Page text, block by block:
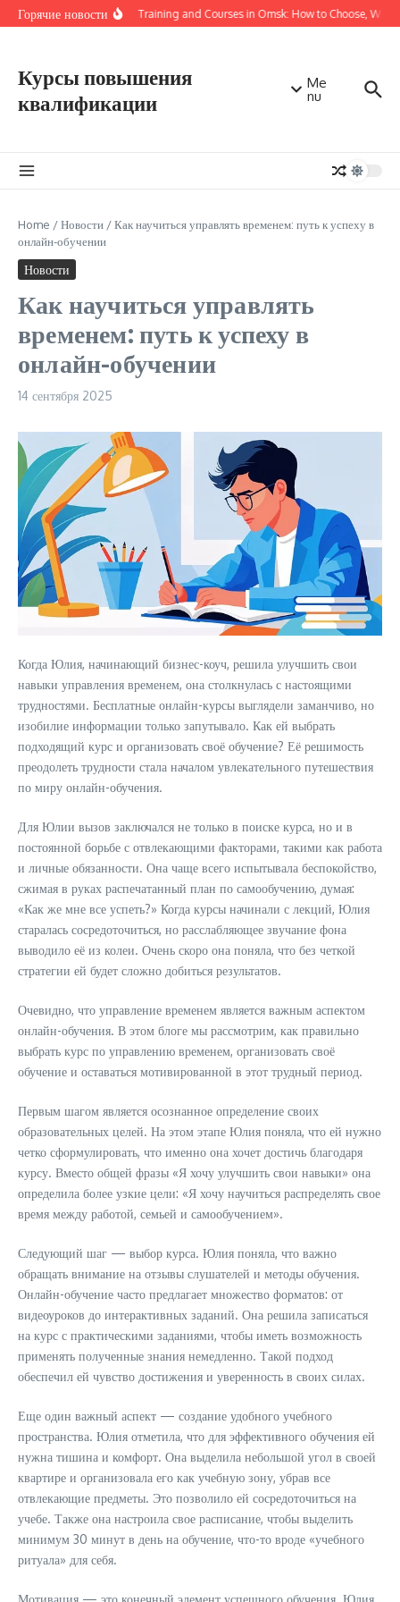
Перейти к содержанию
Горячие новостиOnline Training and Courses in Omsk: How to Choose,
Курсы повышения
квалификации
Me
nu
Home /Новости /Как научиться управлять временем: путь к успеху в
онлайн-обучении
Новости
Как научиться управлять
временем: путь к успеху в
онлайн-обучении
14 сентября 2025
Когда Юлия, начинающий бизнес-коуч, решила улучшить свои
навыки управления временем, она столкнулась с настоящими
трудностями. Бесплатные онлайн-курсы выглядели заманчиво, но
изобилие информации только запутывало. Как ей выбрать
подходящий курс и организовать своё обучение? Её решимость
преодолеть трудности стала началом увлекательного путешествия
по миру онлайн-обучения.
Для Юлии вызов заключался не только в поиске курса, но и в
постоянной борьбе с отвлекающими факторами, такими как работа
и личные обязанности. Она чаще всего испытывала беспокойство,
сжимая в руках распечатанный план по самообучению, думая:
«Как же мне все успеть?» Когда курсы начинали с лекций, Юлия
старалась сосредоточиться, но расслабляющее звучание фона
выводило её из колеи. Очень скоро она поняла, что без четкой
стратегии ей будет сложно добиться результатов.
Очевидно, что управление временем является важным аспектом
онлайн-обучения. В этом блоге мы рассмотрим, как правильно
выбрать курс по управлению временем, организовать своё
обучение и оставаться мотивированной в этот трудный период.
Первым шагом является осознанное определение своих
образовательных целей. На этом этапе Юлия поняла, что ей нужно
четко сформулировать, что именно она хочет достичь благодаря
курсу. Вместо общей фразы «Я хочу улучшить свои навыки» она
определила более узкие цели: «Я хочу научиться распределять свое
время между работой, семьей и самообучением».
Следующий шаг — выбор курса. Юлия поняла, что важно
обращать внимание на отзывы слушателей и методы обучения.
Онлайн-обучение часто предлагает множество форматов: от
видеоуроков до интерактивных заданий. Она решила записаться
на курс с практическими заданиями, чтобы иметь возможность
применять полученные знания немедленно. Такой подход
обеспечил ей чувство достижения и уверенность в своих силах.
Еще один важный аспект — создание удобного учебного
пространства. Юлия отметила, что для эффективного обучения ей
нужна тишина и комфорт. Она выделила небольшой угол в своей
квартире и организовала его как учебную зону, убрав все
отвлекающие предметы. Это позволило ей сосредоточиться на
учебе. Также она настроила свое расписание, чтобы выделить
минимум 30 минут в день на обучение, что-то вроде «учебного
ритуала» для себя.
Мотивация — это конечный элемент успешного обучения. Юлия